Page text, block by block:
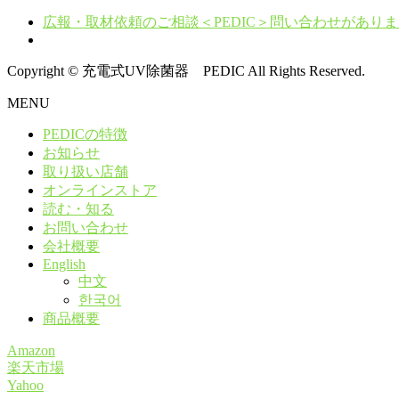
広報・取材依頼のご相談＜PEDIC＞問い合わせがあり
Copyright © 充電式UV除菌器 PEDIC All Rights Reserved.
MENU
PEDICの特徴
お知らせ
取り扱い店舗
オンラインストア
読む・知る
お問い合わせ
会社概要
English
中文
한국어
商品概要
Amazon
楽天市場
Yahoo